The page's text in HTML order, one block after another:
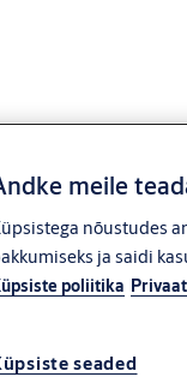
meile
nõustudes
ja saidi
poliitika
seaded